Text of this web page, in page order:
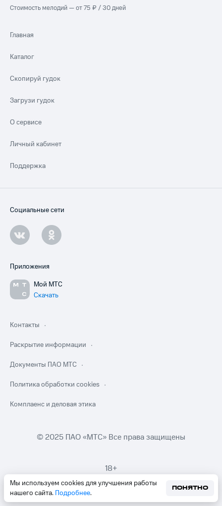
Мы используем cookies для улучшения работы
нашего сайта. Подробнее.
ПОНЯТНО
Стоимость мелодий — от 75 ₽ / 30 дней
Главная
Каталог
Скопируй гудок
Загрузи гудок
О сервисе
Личный кабинет
Поддержка
Социальные сети
Приложения
Мой МТС
Скачать
Контакты
Раскрытие информации
Документы ПАО МТС
Политика обработки cookies
Комплаенс и деловая этика
© 2025 ПАО «МТС» Все права защищены
18+